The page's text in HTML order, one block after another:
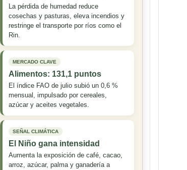
La pérdida de humedad reduce
cosechas y pasturas, eleva incendios y
restringe el transporte por ríos como el
Rin.
MERCADO CLAVE
Alimentos: 131,1 puntos
El índice FAO de julio subió un 0,6 %
mensual, impulsado por cereales,
azúcar y aceites vegetales.
SEÑAL CLIMÁTICA
El Niño gana intensidad
Aumenta la exposición de café, cacao,
arroz, azúcar, palma y ganadería a